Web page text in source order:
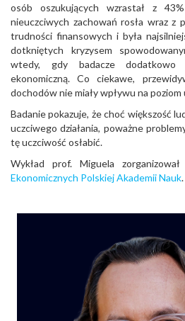
osób oszukujących wzrastał z
nieuczciwych zachowań rosła wraz z
trudności finansowych i była
dotkniętych kryzysem
wtedy, gdy badacze dodatkowo
ekonomiczną. Co ciekawe,
dochodów nie miały wpływu na poziom
Badanie pokazuje, że choć większość
uczciwego działania, poważne
tę uczciwość osłabić.
Wykład prof. Miguela
Ekonomicznych Polskiej Akademii Nauk.